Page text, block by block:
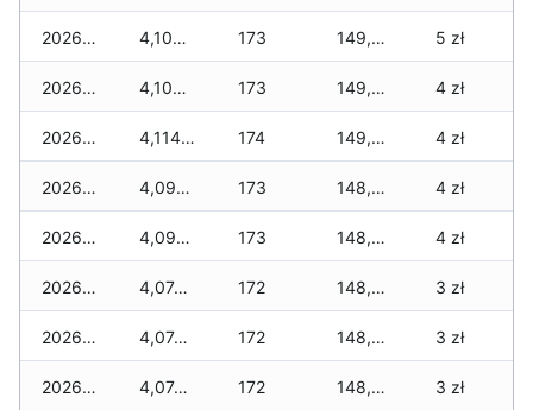
2026-06-15 4,100 zł 173 149,499 zł 5 zł
2026-06-14 4,100 zł 173 149,225 zł 4 zł
2026-06-13 4,114 zł 174 149,061 zł 4 zł
2026-06-12 4,094 zł 173 148,825 zł 4 zł
2026-06-11 4,094 zł 173 148,751 zł 4 zł
2026-06-10 4,074 zł 172 148,567 zł 3 zł
2026-06-09 4,074 zł 172 148,319 zł 3 zł
2026-06-07 4,074 zł 172 148,085 zł 3 zł